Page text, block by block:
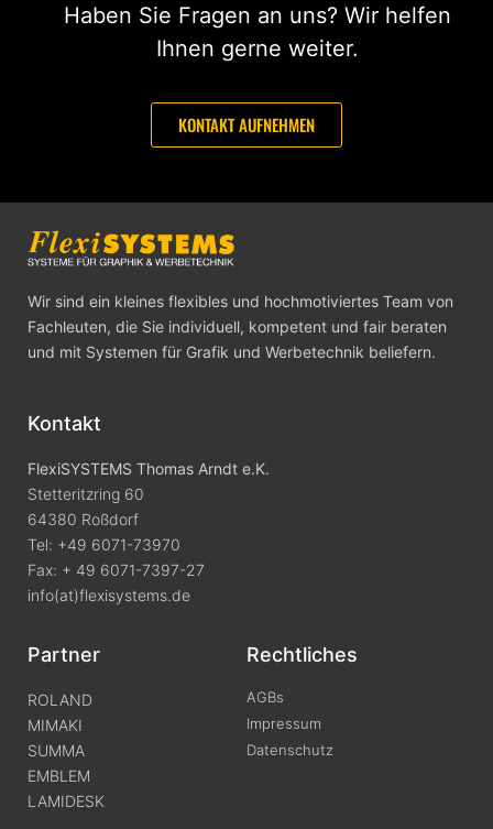
Haben Sie Fragen an uns? Wir helfen
Ihnen gerne weiter.
KONTAKT AUFNEHMEN
Wir sind ein kleines flexibles und hochmotiviertes Team von
Fachleuten, die Sie individuell, kompetent und fair beraten
und mit Systemen für Grafik und Werbetechnik beliefern.
Kontakt
FlexiSYSTEMS Thomas Arndt e.K.
Stetteritzring 60
64380 Roßdorf
Tel: +49 6071-73970
Fax: + 49 6071-7397-27
info(at)flexisystems.de
Partner
ROLAND
MIMAKI
SUMMA
EMBLEM
LAMIDESK
Rechtliches
AGBs
Impressum
Datenschutz